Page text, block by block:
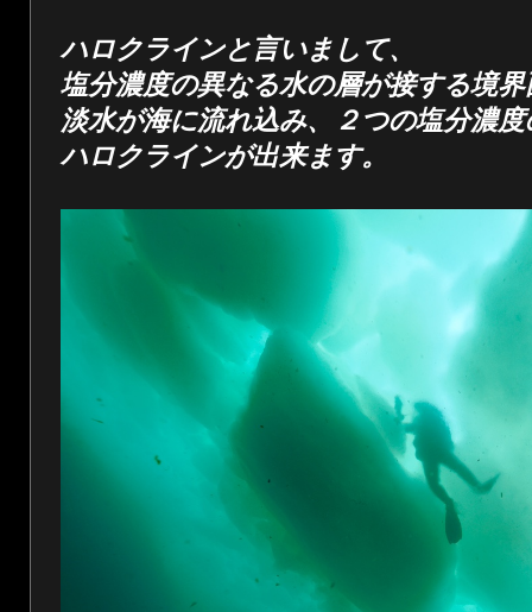
ハロクラインと言いまして、
塩分濃度の異なる水の層が接する境
淡水が海に流れ込み、２つの塩分濃
ハロクラインが出来ます。